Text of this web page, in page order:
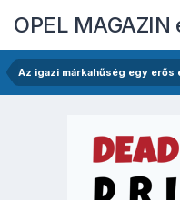
OPEL MAGAZIN